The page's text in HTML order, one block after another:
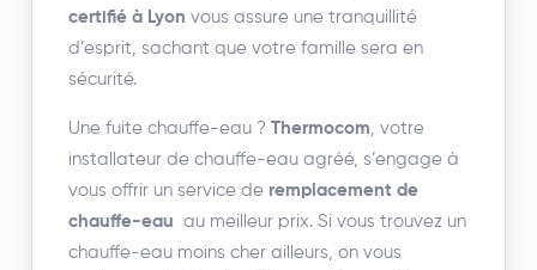
certifié à Lyon vous assure une tranquillité
d’esprit, sachant que votre famille sera en
sécurité.
Une fuite chauffe-eau ? Thermocom, votre
installateur de chauffe-eau agréé, s’engage à
vous offrir un service de remplacement de
chauffe-eau au meilleur prix. Si vous trouvez un
chauffe-eau moins cher ailleurs, on vous